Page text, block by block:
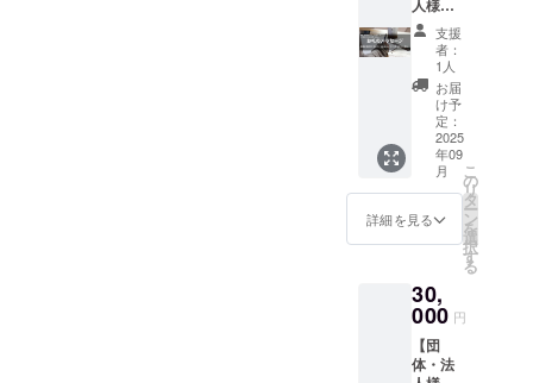
め、ご
住所と
ご連絡
先の入
力が必
要とな
りま
す。領
収書は
名張市
から発
行・郵
しま
す。 ※
大会
ホーム
ページ
は支援
額に関
わら
ず、あ
いうえ
お順と
なりま
す。 ※
ご支援
た支援
金は寄
象とな
りま
す。領
収書郵
送のた
金・賞
品に利
用する
ことは
ありま
せん。
※ ご支
援いた
だく
際、備
掲載・
掲示を
名前を
ご記入
くださ
い。 ※
掲載順
円＝
11,569
円がご
負担額
となり
ます。
※ ご支
援額に
関わら
ず、リ
ターン
は全て
ご支援
いただ
きまし
た支援
金を順
全参加
者に
メール
で配
信） ・
大会
ホーム
ページ
への団
体名、
法人
名、ロ
覧とし
て、団
法人
名、ロ
人様向
け】
20,000
円 ・お
礼の
メール
・活動
報告 ・
パンフ
レット
への団
体名、
法人
載（自
己作
成、ス
タッフ
を含め
支援
者：
1人
お届
け予
定：
2025
年09
月
詳細を見る
こ
の
リ
タ
ー
ン
を
選
択
す
る
30,
000 円
【団
体・法